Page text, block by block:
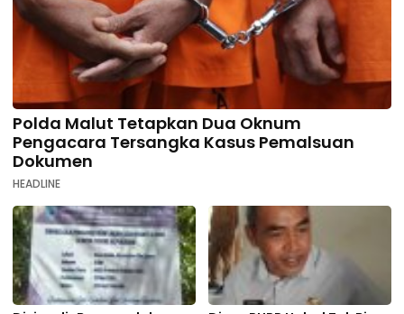
Polda Malut Tetapkan Dua Oknum
Pengacara Tersangka Kasus Pemalsuan
Dokumen
HEADLINE